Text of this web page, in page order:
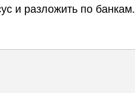
и разложить по банкам.